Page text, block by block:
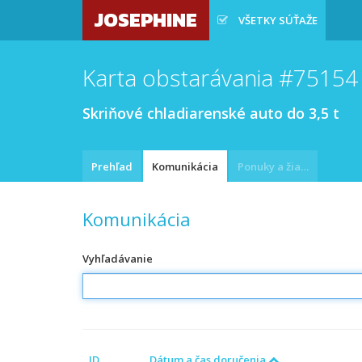
JOSEPHINE VŠETKY SÚŤAŽE
Karta obstarávania #75154
Skriňové chladiarenské auto do 3,5 t
Prehľad Komunikácia Ponuky a žiadosti
Komunikácia
Vyhľadávanie